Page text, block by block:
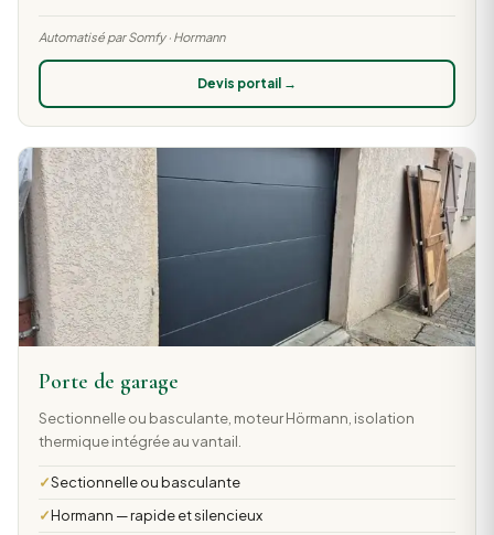
Automatisé par Somfy · Hormann
Devis portail →
Porte de garage
Sectionnelle ou basculante, moteur Hörmann, isolation
thermique intégrée au vantail.
Sectionnelle ou basculante
Hormann — rapide et silencieux